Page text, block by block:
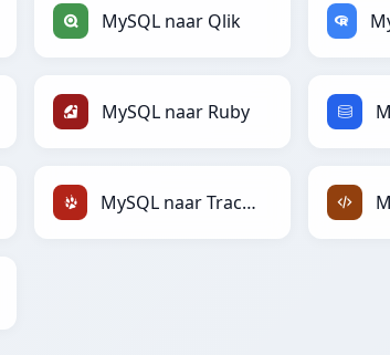
MySQL naar Qlik
MySQL naar Ruby
MySQL naar TracWiki